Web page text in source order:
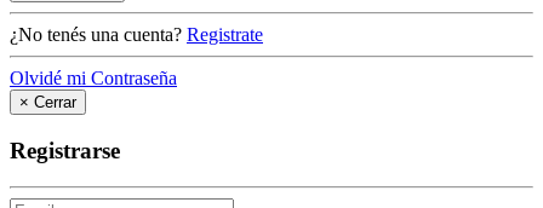
¿No tenés una cuenta? Registrate
Olvidé mi Contraseña
× Cerrar
Registrarse